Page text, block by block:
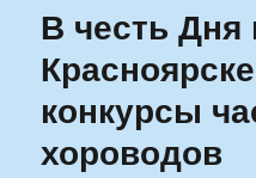
В честь Дня
конкурсы
хороводов